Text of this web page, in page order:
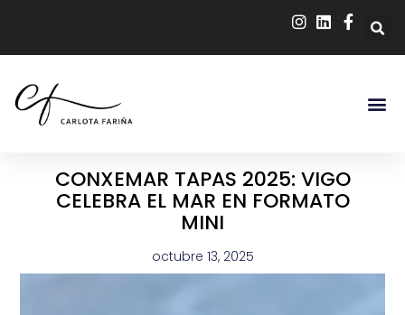
CONXEMAR TAPAS 2025: VIGO
CELEBRA EL MAR EN FORMATO
MINI
octubre 13, 2025